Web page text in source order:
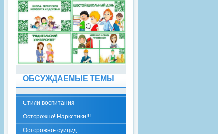
ОБСУЖДАЕМЫЕ ТЕМЫ
Стили воспитания
Осторожно! Наркотики!!!
Осторожно- суицид